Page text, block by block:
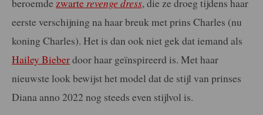
eerste verschijning na haar breuk met prins Charles (nu
koning Charles). Het is dan ook niet gek dat iemand als
Hailey Bieberdoor haar geïnspireerd is. Met haar
nieuwste look bewijst het model dat de stijl van prinses
Diana anno 2022 nog steeds even stijlvol is.